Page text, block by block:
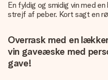
En fyldig og smidig vin med
strejf af peber. Kort sagt en
Overrask med en
vin gaveæske med
gave!